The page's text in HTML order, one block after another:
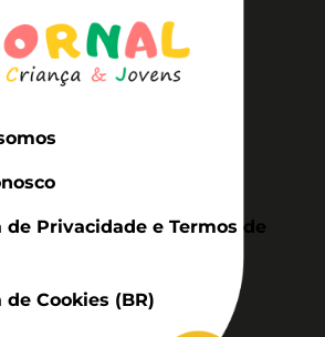
de Privacidade e Termos de
Cookies (BR)